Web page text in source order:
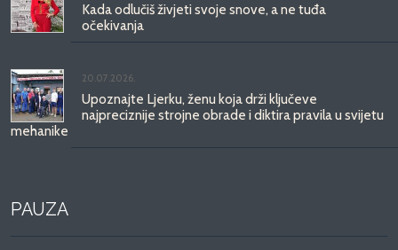
Kada odlučiš živjeti svoje snove, a ne tuđa
očekivanja
20.07.2026.
Upoznajte Ljerku, ženu koja drži ključeve
najpreciznije strojne obrade i diktira pravila u svijetu
mehanike
PAUZA